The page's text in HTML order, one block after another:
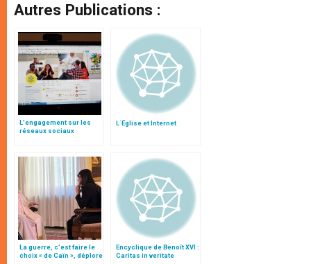
Autres Publications :
L’engagement sur les
réseaux sociaux
L´Église et Internet
La guerre, c’est faire le
choix « de Caïn », déplore
Encyclique de Benoît XVI :
Caritas in veritate